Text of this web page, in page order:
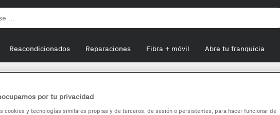
Reacondicionados Reparaciones Fibra + móvil Abre tu franquicia
por tu privacidad
cookies y tecnologías similares propias y de terceros, de sesión o persistentes, para hacer funcionar de